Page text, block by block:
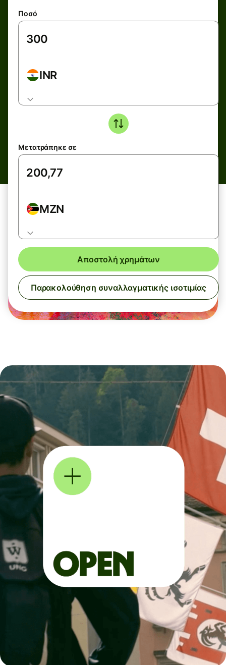
Ποσό
INR
Μετατράπηκε σε
MZN
Αποστολή χρημάτων
Παρακολούθηση συναλλαγματικής ισοτιμίας